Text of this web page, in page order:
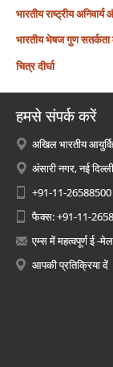
भारतीय राष्‍ट्रीय
भारतीय भेषज गुण सतर्कता
चित्र दीर्घा
हमसे संपर्क करें
अखिल भारतीय
अंसारी नगर, नई
+91-11-
फैक्स: +91-11-
एम्स में महत्वपूर्ण ई -
आपकी प्रतिक्रिया दें